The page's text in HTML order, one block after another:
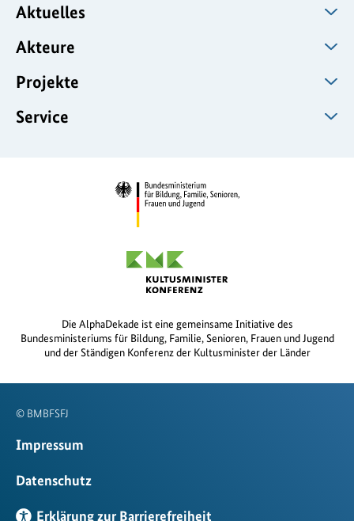
Aktuelles
Akteure
Projekte
Service
Die AlphaDekade ist eine gemeinsame Initiative des
Bundesministeriums für Bildung, Familie, Senioren, Frauen und Jugend
und der Ständigen Konferenz der Kultusminister der Länder
© BMBFSFJ
Impressum
Datenschutz
Erklärung zur Barrierefreiheit